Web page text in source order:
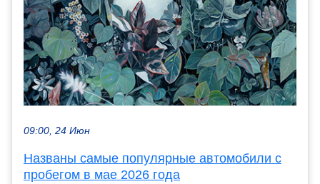
09:00, 24 Июн
Названы самые популярные автомобили с
пробегом в мае 2026 года